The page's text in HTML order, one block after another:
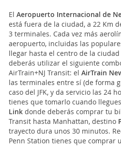
El Aeropuerto Internacional de
está fuera de la ciudad, a 22 Km
3 terminales. Cada vez más
aeropuerto, incluidas las
llegar hasta el centro de la
deberás utilizar el siguiente
AirTrain+NJ Transit: el AirTrain
las terminales entre sí (de forma
caso del JFK, y da servicio las 24
tienes que tomarlo cuando
Link donde deberás comprar tu
Transit hasta Manhattan, destino
trayecto dura unos 30 minutos.
Penn Station tienes que comprar